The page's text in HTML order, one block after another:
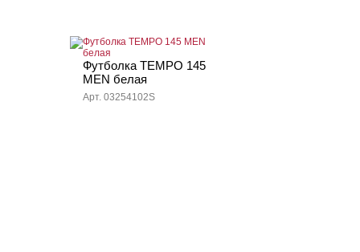
Футболка TEMPO 145
MEN белая
Арт. 03254102S